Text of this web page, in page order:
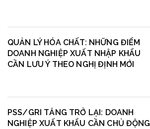
QUẢN LÝ HÓA CHẤT: NHỮNG ĐIỂM
DOANH NGHIỆP XUẤT NHẬP KHẨU
CẦN LƯU Ý THEO NGHỊ ĐỊNH MỚI
PSS/GRI TĂNG TRỞ LẠI: DOANH
NGHIỆP XUẤT KHẨU CẦN CHỦ ĐỘNG